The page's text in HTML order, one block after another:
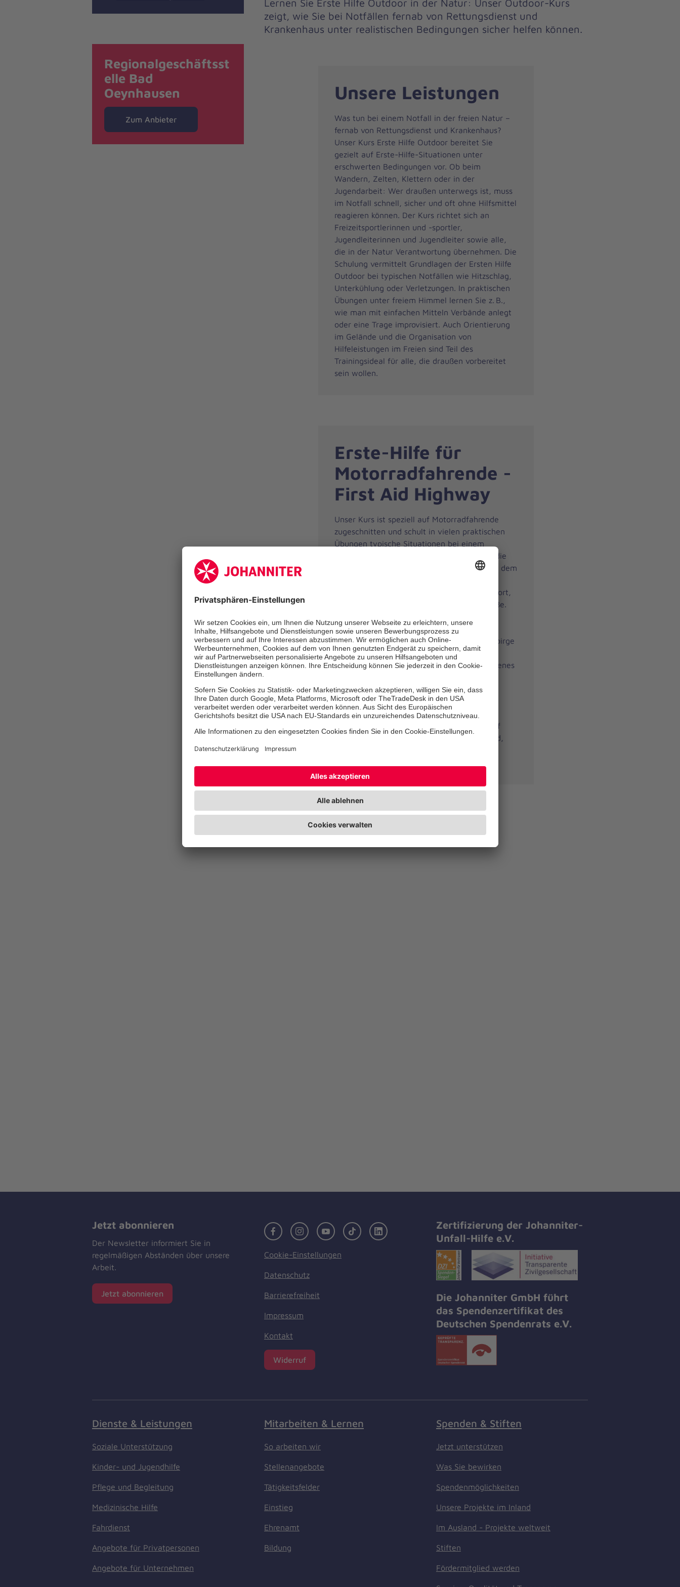
Lernen Sie Erste Hilfe Outdoor in der Natur: Unser Outdoor-Kurs
zeigt, wie Sie bei Notfällen fernab von Rettungsdienst und
Krankenhaus unter realistischen Bedingungen sicher helfen können.
Unsere Leistungen
Was tun bei einem Notfall in der freien Natur –
fernab von Rettungsdienst und Krankenhaus?
Unser Kurs Erste Hilfe Outdoor bereitet Sie
gezielt auf Erste-Hilfe-Situationen unter
erschwerten Bedingungen vor. Ob beim
Wandern, Zelten, Klettern oder in der
Jugendarbeit: Wer draußen unterwegs ist, muss
im Notfall schnell, sicher und oft ohne Hilfsmittel
reagieren können. Der Kurs richtet sich an
Freizeitsportlerinnen und -sportler,
Jugendleiterinnen und Jugendleiter sowie alle,
die in der Natur Verantwortung übernehmen. Die
Schulung vermittelt Grundlagen der Ersten Hilfe
Outdoor bei typischen Notfällen wie Hitzschlag,
Unterkühlung oder Verletzungen. In praktischen
Übungen unter freiem Himmel lernen Sie z. B.,
wie man mit einfachen Mitteln Verbände anlegt
oder eine Trage improvisiert. Auch Orientierung
im Gelände und die Organisation von
Hilfeleistungen im Freien sind Teil des
Trainingsideal für alle, die draußen vorbereitet
sein wollen.
Erste-Hilfe für
Motorradfahrende -
First Aid Highway
Unser Kurs ist speziell auf Motorradfahrende
zugeschnitten und schult in vielen praktischen
Übungen typische Situationen bei einem
Motorradunfall. Dazu gehören zum Beispiel die
Absicherung der Unfallstelle, das Retten aus dem
Herz-Lungen-Wiederbelebung. Geübt wird dort,
wo auch die Unfälle passieren: auf der Straße.
begeisterte Motorradfahrende – machen die
Gruppen eine Ausfahrt durch das Wiehengebirge
und absolvieren an verschiedenen Stationen
Erste-Hilfe-Übungen.Bitte mitbringen:
eigenes
Schutzbekleidung für die rund 100 km lange
Ausfahrt.
Aktuelle Termine finden Sie weiter unten auf
dieser Seite. Wird kein Termin angezeigt wird,
Regionalgeschäftsst
elle Bad
Oeynhausen
Zum Anbieter
Jetzt abonnieren
Der Newsletter informiert Sie in
regelmäßigen Abständen über unsere
Arbeit.
Jetzt abonnieren
FacebookInstagramYoutubeTikTok LinkedIn
Cookie-Einstellungen
Datenschutz
Barrierefreiheit
Impressum
Kontakt
Widerruf
Zertifizierung der Johanniter-
Unfall-Hilfe e.V.
Die Johanniter GmbH führt
das Spendenzertifikat des
Deutschen Spendenrats e.V.
Dienste & Leistungen
Soziale Unterstützung
Kinder- und Jugendhilfe
Pflege und Begleitung
Medizinische Hilfe
Fahrdienst
Angebote für Privatpersonen
Angebote für Unternehmen
Mitarbeiten & Lernen
So arbeiten wir
Stellenangebote
Tätigkeitsfelder
Einstieg
Ehrenamt
Bildung
Spenden & Stiften
Jetzt unterstützen
Was Sie bewirken
Spendenmöglichkeiten
Unsere Projekte im Inland
Im Ausland - Projekte weltweit
Stiften
Fördermitglied werden